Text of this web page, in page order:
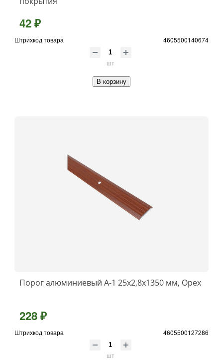
42 ₽
Штрихкод товара 4605500140674
шт
В корзину
Порог алюминиевый А-1 25x2,8x1350 мм, Орех
228 ₽
Штрихкод товара 4605500127286
шт